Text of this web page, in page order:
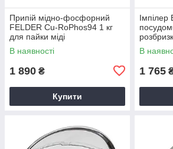
Припій мідно-фосфорний
FELDER Cu-RoPhos94 1 кг
для пайки міді
В наявності
1 890 ₴
Купити
В
1 765